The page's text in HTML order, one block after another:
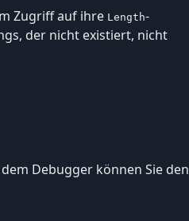
Zugriff auf ihre Length-
der nicht existiert, nicht
Debugger können Sie den